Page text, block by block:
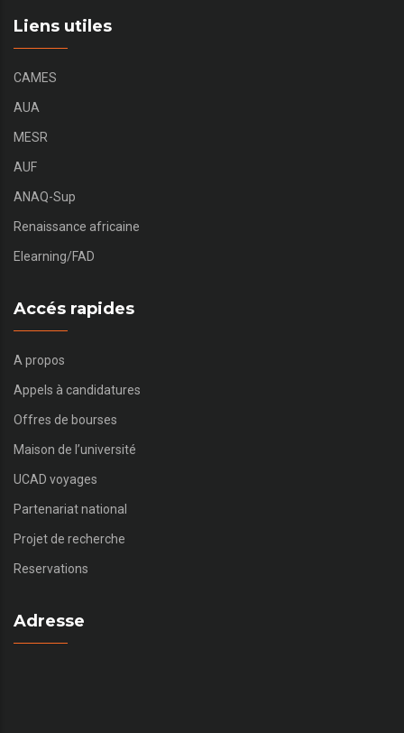
Liens utiles
CAMES
AUA
MESR
AUF
ANAQ-Sup
Renaissance africaine
Elearning/FAD
Accés rapides
A propos
Appels à candidatures
Offres de bourses
Maison de l’université
UCAD voyages
Partenariat national
Projet de recherche
Reservations
Adresse